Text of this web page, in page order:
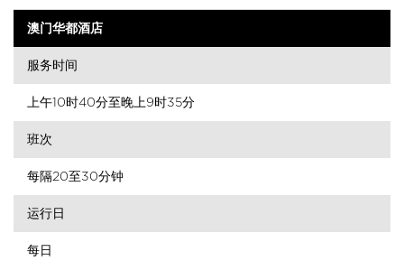
澳门华都酒店
服务时间
上午10时40分至晚上9时35分
班次
每隔20至30分钟
运行日
每日